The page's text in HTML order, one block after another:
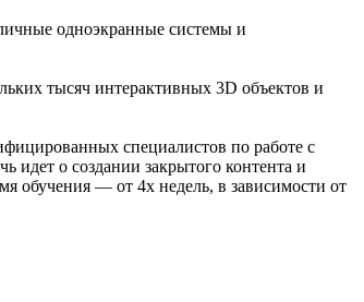
одноэкранные системы и
тысяч интерактивных 3D объектов и
специалистов по работе с
идет о создании закрытого контента и
обучения — от 4х недель, в зависимости от